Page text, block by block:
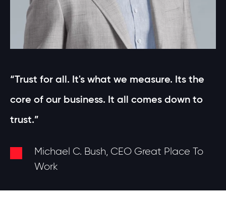
“Trust for all. It's what we measure. Its the
core of our business. It all comes down to
trust.”
Michael C. Bush, CEO Great Place To
Work